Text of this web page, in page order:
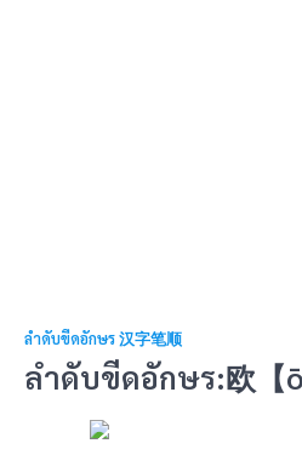
ลำดับขีดอักษร 汉字笔顺
ลำดับขีดอักษร:欧【